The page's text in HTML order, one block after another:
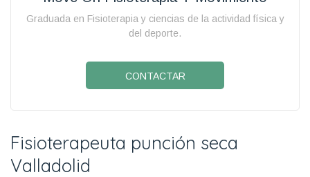
Graduada en Fisioterapia y ciencias de la actividad física y
del deporte.
CONTACTAR
Fisioterapeuta punción seca
Valladolid